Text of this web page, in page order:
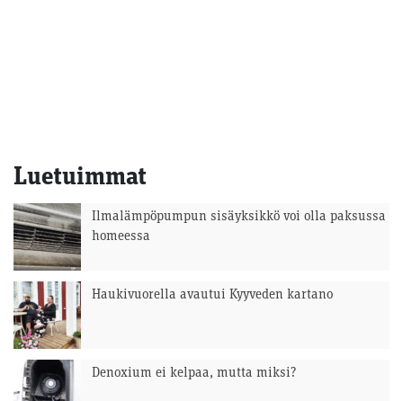
Luetuimmat
Ilmalämpöpumpun sisäyksikkö voi olla paksussa
homeessa
Haukivuorella avautui Kyyveden kartano
Denoxium ei kelpaa, mutta miksi?